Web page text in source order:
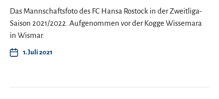
Das Mannschaftsfoto des FC Hansa Rostock in der Zweitliga-
Saison 2021/2022. Aufgenommen vor der Kogge Wissemara
in Wismar.
1. Juli 2021